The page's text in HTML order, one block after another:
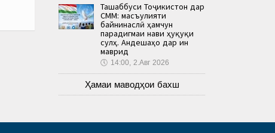
Ташаббуси Тоҷикистон дар
СММ: масъулияти
байнинаслӣ ҳамчун
парадигмаи нави ҳуқуқи
сулҳ. Андешаҳо дар ин
маврид
🕔 14:00, 2.Авг 2026
Ҳамаи маводҳои бахш